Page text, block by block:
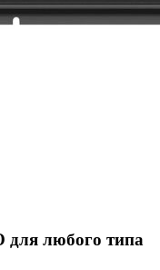
для любого типа